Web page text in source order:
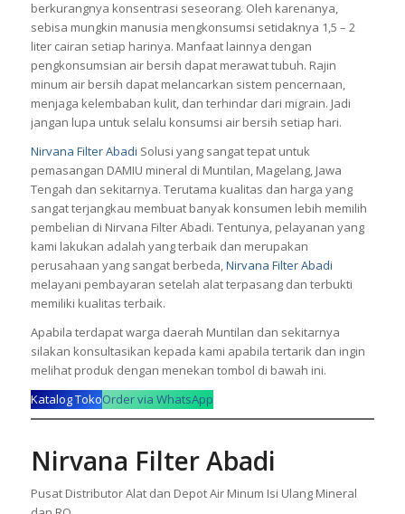
berkurangnya konsentrasi seseorang. Oleh karenanya,
sebisa mungkin manusia mengkonsumsi setidaknya 1,5 – 2
liter cairan setiap harinya. Manfaat lainnya dengan
pengkonsumsian air bersih dapat merawat tubuh. Rajin
minum air bersih dapat melancarkan sistem pencernaan,
menjaga kelembaban kulit, dan terhindar dari migrain. Jadi
jangan lupa untuk selalu konsumsi air bersih setiap hari.
Nirvana Filter Abadi Solusi yang sangat tepat untuk
pemasangan DAMIU mineral di Muntilan, Magelang, Jawa
Tengah dan sekitarnya. Terutama kualitas dan harga yang
sangat terjangkau membuat banyak konsumen lebih memilih
pembelian di Nirvana Filter Abadi. Tentunya, pelayanan yang
kami lakukan adalah yang terbaik dan merupakan
perusahaan yang sangat berbeda,Nirvana Filter Abadi
melayani pembayaran setelah alat terpasang dan terbukti
memiliki kualitas terbaik.
Apabila terdapat warga daerah Muntilan dan sekitarnya
silakan konsultasikan kepada kami apabila tertarik dan ingin
melihat produk dengan menekan tombol di bawah ini.
Katalog TokoOrder via WhatsApp
Nirvana Filter Abadi
Pusat Distributor Alat dan Depot Air Minum Isi Ulang Mineral